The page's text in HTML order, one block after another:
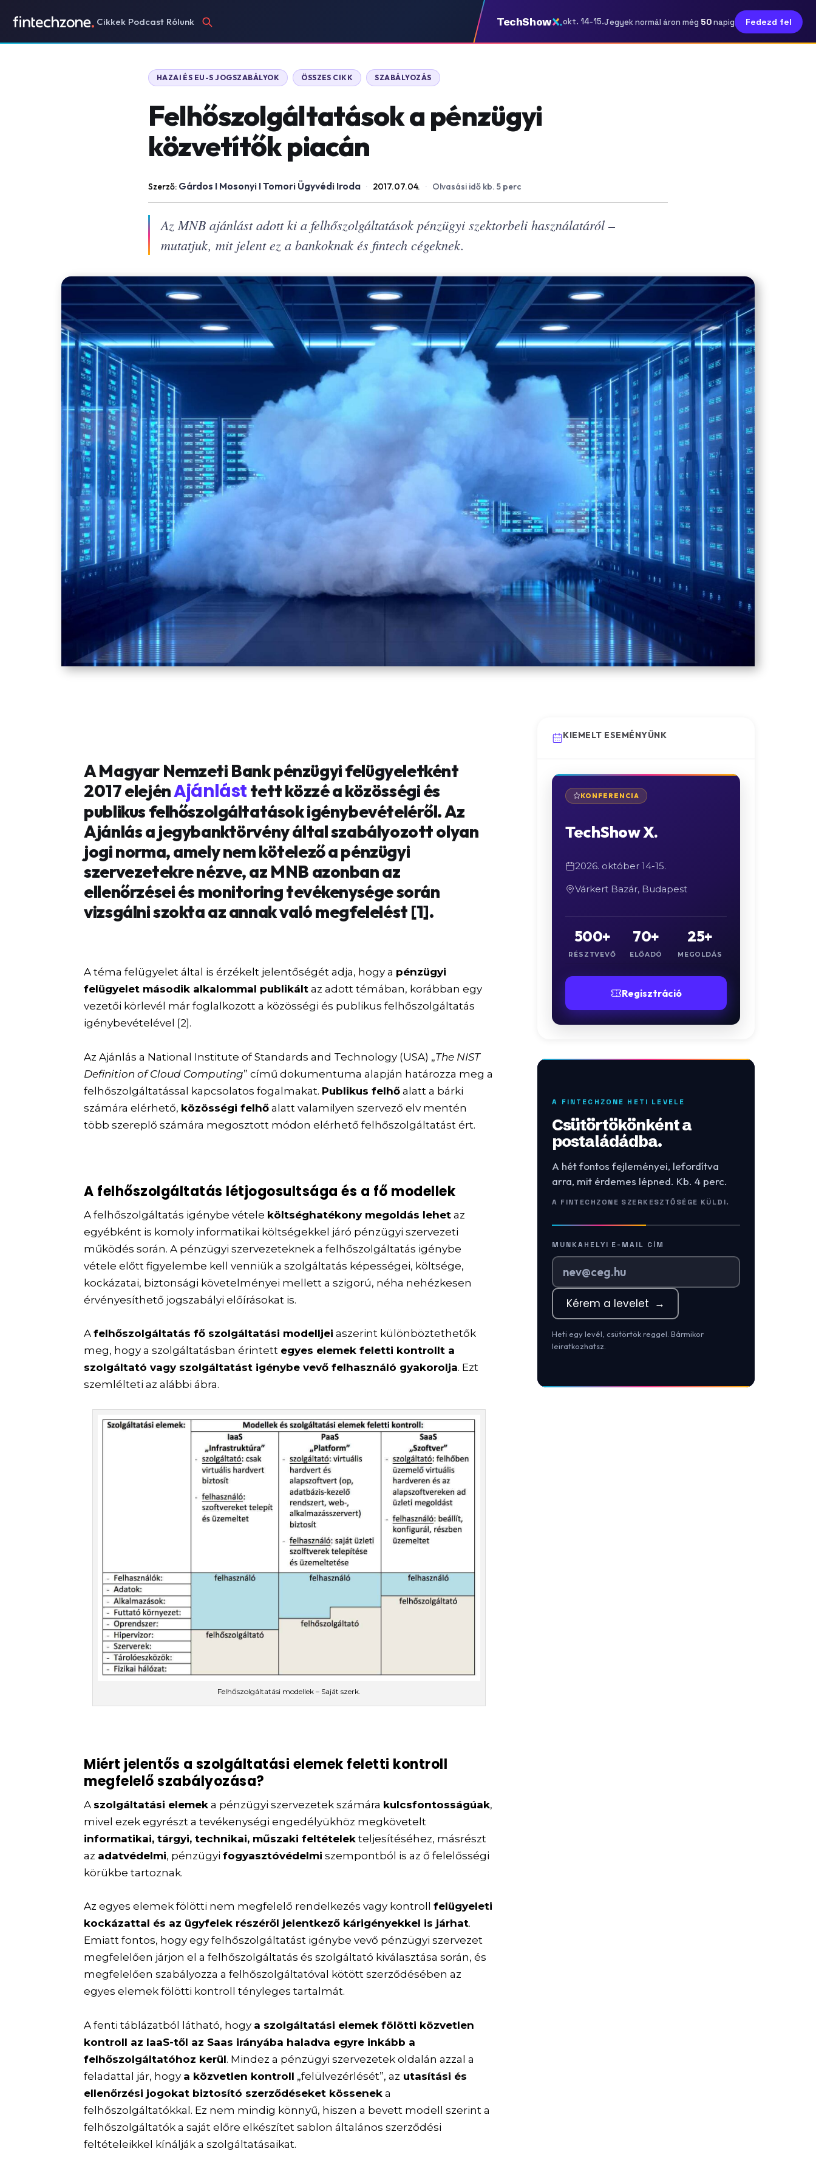
Cikkek Podcast Rólunk TechShow okt. 14-15.Jegyek normál áron még 50napig Fedezd fel
HAZAI ÉS EU-S JOGSZABÁLYOK ÖSSZES CIKK SZABÁLYOZÁS
Felhőszolgáltatások a pénzügyi
közvetítők piacán
Szerző: Gárdos I Mosonyi I Tomori Ügyvédi Iroda · 2017.07.04. · Olvasási idő kb. 5 perc
Az MNB ajánlást adott ki a felhőszolgáltatások pénzügyi szektorbeli használatáról –
mutatjuk, mit jelent ez a bankoknak és fintech cégeknek.
A Magyar Nemzeti Bank pénzügyi felügyeletként
2017 elejénAjánlást tett közzé a közösségi és
publikus felhőszolgáltatások igénybevételéről. Az
Ajánlás a jegybanktörvény által szabályozott olyan
jogi norma, amely nem kötelező a pénzügyi
szervezetekre nézve, az MNB azonban az
ellenőrzései és monitoring tevékenysége során
vizsgálni szokta az annak való megfelelést [1].
A téma felügyelet által is érzékelt jelentőségét adja, hogy a pénzügyi
felügyelet második alkalommal publikált az adott témában, korábban egy
vezetői körlevél már foglalkozott a közösségi és publikus felhőszolgáltatás
igénybevételével [2].
Az Ajánlás a National Institute of Standards and Technology (USA) „The NIST
Definition of Cloud Computing” című dokumentuma alapján határozza meg a
felhőszolgáltatással kapcsolatos fogalmakat. Publikus felhő alatt a bárki
számára elérhető, közösségi felhő alatt valamilyen szervező elv mentén
több szereplő számára megosztott módon elérhető felhőszolgáltatást ért.
A felhőszolgáltatás létjogosultsága és a fő modellek
A felhőszolgáltatás igénybe vétele költséghatékony megoldás lehet az
egyébként is komoly informatikai költségekkel járó pénzügyi szervezeti
működés során. A pénzügyi szervezeteknek a felhőszolgáltatás igénybe
vétele előtt figyelembe kell venniük a szolgáltatás képességei, költsége,
kockázatai, biztonsági követelményei mellett a szigorú, néha nehézkesen
érvényesíthető jogszabályi előírásokat is.
Afelhőszolgáltatás fő szolgáltatási modelljei aszerint különböztethetők
meg, hogy a szolgáltatásban érintett egyes elemek feletti kontrollt a
szolgáltató vagy szolgáltatást igénybe vevő felhasználó gyakorolja. Ezt
szemlélteti az alábbi ábra.
Felhőszolgáltatási modellek – Saját szerk.
Miért jelentős a szolgáltatási elemek feletti kontroll
megfelelő szabályozása?
A szolgáltatási elemek a pénzügyi szervezetek számára kulcsfontosságúak,
mivel ezek egyrészt a tevékenységi engedélyükhöz megkövetelt
informatikai, tárgyi, technikai, műszaki feltételek teljesítéséhez, másrészt
az adatvédelmi, pénzügyifogyasztóvédelmi szempontból is az ő felelősségi
körükbe tartoznak.
Az egyes elemek fölötti nem megfelelő rendelkezés vagy kontrollfelügyeleti
kockázattal és az ügyfelek részéről jelentkező kárigényekkel is járhat.
Emiatt fontos, hogy egy felhőszolgáltatást igénybe vevő pénzügyi szervezet
megfelelően járjon el a felhőszolgáltatás és szolgáltató kiválasztása során, és
megfelelően szabályozza a felhőszolgáltatóval kötött szerződésében az
egyes elemek fölötti kontroll tényleges tartalmát.
A fenti táblázatból látható, hogy a szolgáltatási elemek fölötti közvetlen
kontroll az IaaS-től az Saas irányába haladva egyre inkább a
felhőszolgáltatóhoz kerül. Mindez a pénzügyi szervezetek oldalán azzal a
feladattal jár, hogy a közvetlen kontroll „felülvezérlését”, az utasítási és
ellenőrzési jogokat biztosító szerződéseket kössenek a
felhőszolgáltatókkal. Ez nem mindig könnyű, hiszen a bevett modell szerint a
felhőszolgáltatók a saját előre elkészítet sablon általános szerződési
feltételeikkel kínálják a szolgáltatásaikat.
KIEMELT ESEMÉNYÜNK
KONFERENCIA
TechShow X.
2026. október 14-15.
Várkert Bazár, Budapest
500+
RÉSZTVEVŐ
70+
ELŐADÓ
25+
MEGOLDÁS
Regisztráció
A FINTECHZONE HETI LEVELE
Csütörtökönként a
postaládádba.
A hét fontos fejleményei, lefordítva
arra, mit érdemes lépned. Kb. 4 perc.
A FINTECHZONE SZERKESZTŐSÉGE KÜLDI.
MUNKAHELYI E-MAIL CÍM
Kérem a levelet →
Heti egy levél, csütörtök reggel. Bármikor
leiratkozhatsz.